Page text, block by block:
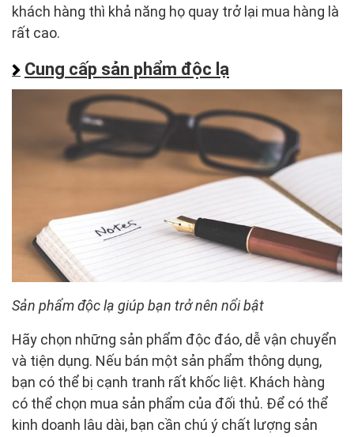
khách hàng thì khả năng họ quay trở lại mua hàng là
rất cao.
Cung cấp sản phẩm độc lạ
Sản phẩm độc lạ giúp bạn trở nên nổi bật
Hãy chọn những sản phẩm độc đáo, dễ vận chuyển
và tiện dụng. Nếu bán một sản phẩm thông dụng,
bạn có thể bị cạnh tranh rất khốc liệt. Khách hàng
có thể chọn mua sản phẩm của đối thủ. Để có thể
kinh doanh lâu dài, bạn cần chú ý chất lượng sản